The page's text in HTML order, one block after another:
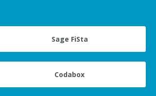
Sage FiSta
Codabox